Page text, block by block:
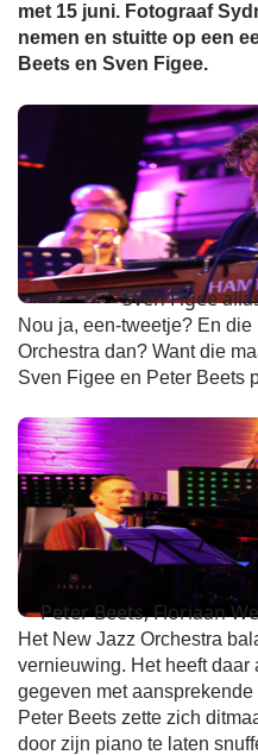
met 15 juni. Fotograaf
nemen en stuitte op een
Beets en Sven Figee.
Sven Figee
Nou ja, een-tweetje? En
Orchestra dan? Want die
Sven Figee en Peter Beets
Peter Beets, Floriaan
Het New Jazz Orchestra
vernieuwing. Het heeft
gegeven met
Peter Beets zette zich
door zijn piano te laten